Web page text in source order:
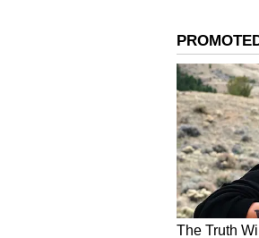
ಸಿಂಹ ರಾಶಿ
ಸಿಂಹ
ಮೆಚ್ಚುಗೆಯನ್ನು
ಸಿಗಬಹುದು.
ಸುಧಾರಿಸುತ್ತದೆ.